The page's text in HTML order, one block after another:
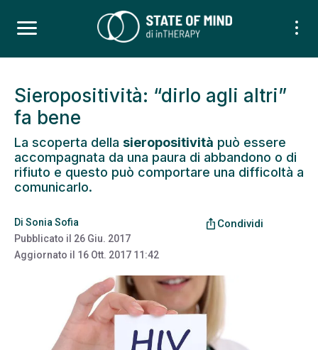
Sieropositività: “dirlo agli altri”
fa bene
La scoperta della sieropositività può essere
accompagnata da una paura di abbandono o di
rifiuto e questo può comportare una difficoltà a
comunicarlo.
Di Sonia Sofia
Pubblicato il 26 Giu. 2017
Aggiornato il 16 Ott. 2017 11:42
ios_share Condividi